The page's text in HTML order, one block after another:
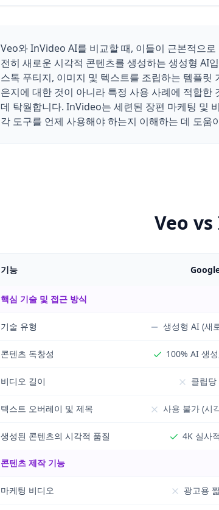
Veo와 InVideo AI를 비교할 때, 이들이 근본적으
전히 새로운 시각적 콘텐츠를 생성하는 생성형 AI
스톡 푸티지, 이미지 및 텍스트를 조립하는 템플
은지에 대한 것이 아니라 특정 사용 사례에 적합
데 탁월합니다. InVideo는 세련된 장편 마케팅 및
각 도구를 언제 사용해야 하는지 이해하는 데 도움
Veo
기능
핵심 기술 및 접근 방식
기술 유형 생성형 AI (새
콘텐츠 독창성 100% AI 생
비디오 길이 클립
텍스트 오버레이 및 제목 사용 불가 (시
생성된 콘텐츠의 시각적 품질 4K 실사
콘텐츠 제작 기능
마케팅 비디오 광고용